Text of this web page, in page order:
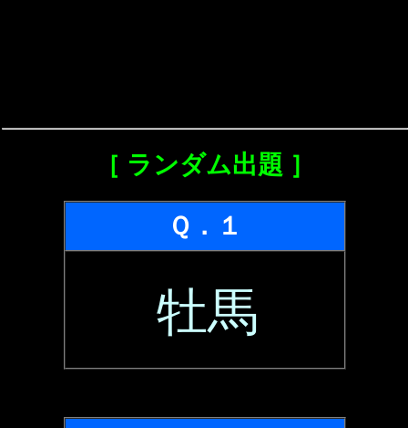
［ ランダム出題 ］
Ｑ．１
牡馬